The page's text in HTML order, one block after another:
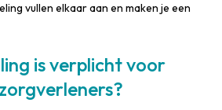
vullen elkaar aan en maken je een
is verplicht voor